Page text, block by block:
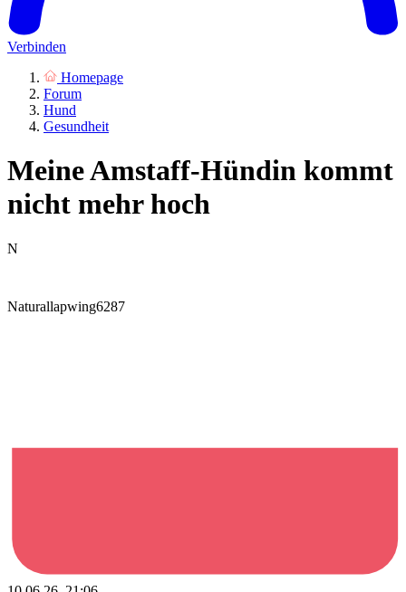
Verbinden
Homepage
Forum
Hund
Gesundheit
Meine Amstaff-Hündin kommt
nicht mehr hoch
N
Naturallapwing6287